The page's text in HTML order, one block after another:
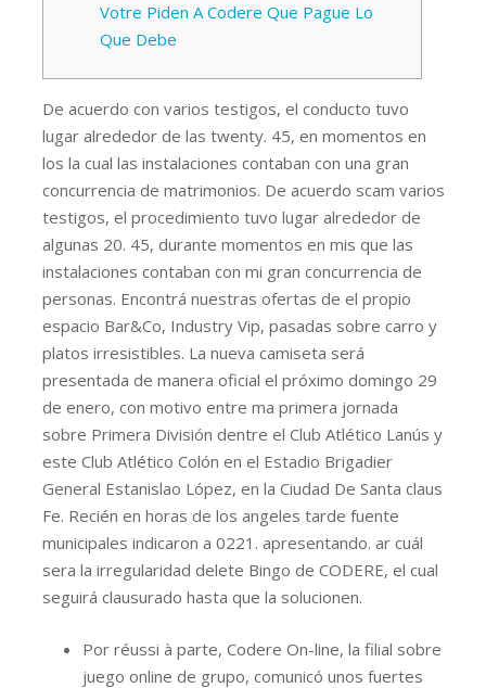
Votre Piden A Codere Que Pague Lo
Que Debe
De acuerdo con varios testigos, el conducto tuvo
lugar alrededor de las twenty. 45, en momentos en
los la cual las instalaciones contaban con una gran
concurrencia de matrimonios. De acuerdo scam varios
testigos, el procedimiento tuvo lugar alrededor de
algunas 20. 45, durante momentos en mis que las
instalaciones contaban con mi gran concurrencia de
personas. Encontrá nuestras ofertas de el propio
espacio Bar&Co, Industry Vip, pasadas sobre carro y
platos irresistibles. La nueva camiseta será
presentada de manera oficial el próximo domingo 29
de enero, con motivo entre ma primera jornada
sobre Primera División dentre el Club Atlético Lanús y
este Club Atlético Colón en el Estadio Brigadier
General Estanislao López, en la Ciudad De Santa claus
Fe. Recién en horas de los angeles tarde fuente
municipales indicaron a 0221. apresentando. ar cuál
sera la irregularidad delete Bingo de CODERE, el cual
seguirá clausurado hasta que la solucionen.
Por réussi à parte, Codere On-line, la filial sobre
juego online de grupo, comunicó unos fuertes